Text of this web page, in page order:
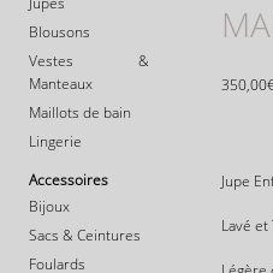
350,00
Jupe
Lavé
Blousons
Vestes &
Manteaux
Maillots de bain
Lingerie
Accessoires
Bijoux
Sacs & Ceintures
Foulards